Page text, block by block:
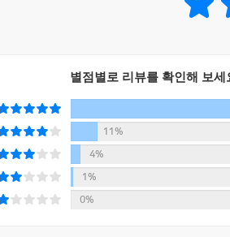
들이 ‘천 개의 세계’ 공용어인 한글을
었다. 명절 때 나오는, 쇠고기와 채소와
았다.
동료들을 구하기 위해 호랑이로 변신
념을 뒤집는 서사
저항하는 상상력
너리 캐릭터가 주인공인 이야기를 써 보
가 눈뜰 때』의 주인공 세빈은 남성도
별점별로 리뷰를 확인해 보세
11%
4%
1%
0%